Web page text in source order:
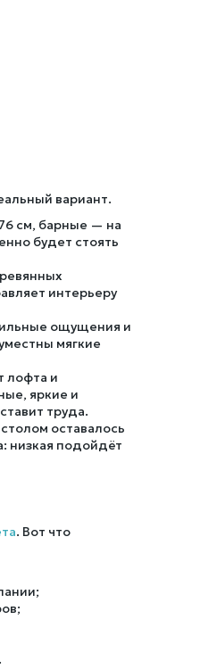
вариант.
см, барные — на
будет стоять
интерьеру
ощущения и
мягкие
лофта и
яркие и
труда.
оставалось
низкая подойдёт
. Вот что